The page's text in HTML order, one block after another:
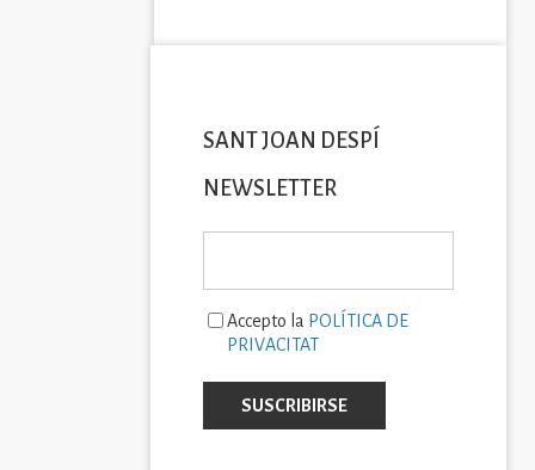
SANT JOAN DESPÍ
NEWSLETTER
Accepto la POLÍTICA DE
PRIVACITAT